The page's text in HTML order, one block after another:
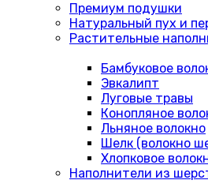
Премиум подушки
Натуральный пух и
Растительные
Бамбуковое
Эвкалипт
Луговые травы
Конопляное
Льняное волокно
Шелк (волокно
Хлопковое
Наполнители из